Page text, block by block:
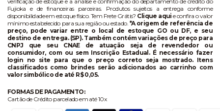
Fujioka e de financeiras parceiras. Produtos sujeitos a entrega conforme
disponibilidade em estoque físico. Tem Frete Grátis? Clique aqui e confira o valor
mínimo estabelecido para sua região ou estado. *A origem de referência de
preço, pode variar entre o local de estoque GO ou DF, e seu
destino de entrega. (SP). Também contém variações de preço para
CNPJ que seu CNAE de atuação seja de revendedor ou
consumidor, com ou sem Inscrição Estadual. É necessário fazer
login no site para que o preço correto seja mostrado. Itens
classificados como brindes serão adicionados ao carrinho com
valor simbólico de até R$ 0,05.
FORMAS DE PAGAMENTO:
Cartão de Crédito parcelado em até 10x